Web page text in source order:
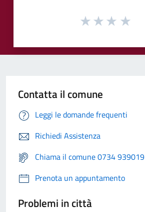
Contatta il comune
Leggi le domande frequenti
Richiedi Assistenza
Chiama il comune 0734 939019
Prenota un appuntamento
Problemi in città